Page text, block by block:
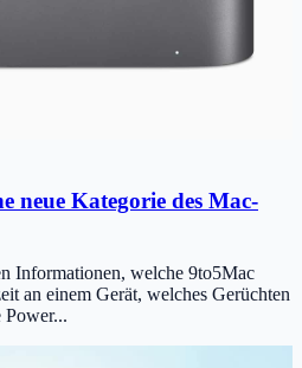
neue Kategorie des Mac-
Informationen, welche 9to5Mac
an einem Gerät, welches Gerüchten